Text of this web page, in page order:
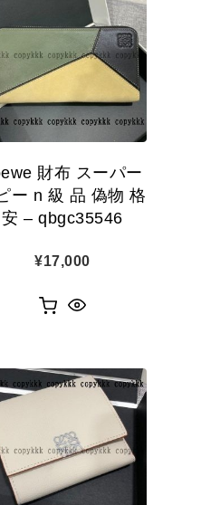
財布 スーパー
ー n 級 品 偽物 格
安 – qbgc35546
¥17,000